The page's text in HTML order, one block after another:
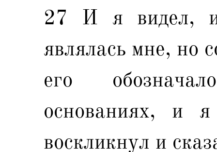
27 И я видел,
являлась мне, но
его
основаниях, и
воскликнул и